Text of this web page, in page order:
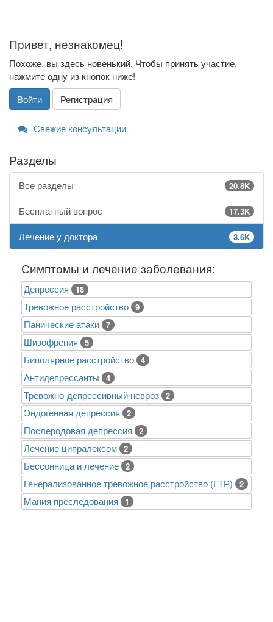
Привет, незнакомец!
Похоже, вы здесь новенький. Чтобы принять участие,
нажмите одну из кнопок ниже!
Войти
Регистрация
Свежие консультации
Разделы
Все разделы 20.8K
Бесплатный вопрос 17.3K
Лечение у доктора 3.6K
Симптомы и лечение заболевания:
Депрессия 18
Тревожное расстройство 9
Панические атаки 7
Шизофрения 5
Биполярное расстройство 4
Антидепрессанты 4
Тревожно-депрессивный невроз 2
Эндогенная депрессия 2
Послеродовая депрессия 2
Лечение ципралексом 2
Бессонница и лечение 2
Генерализованное тревожное расстройство (ГТР) 2
Mания преследования 1